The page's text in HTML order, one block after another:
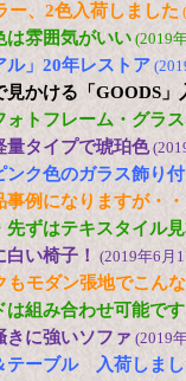
ー、2色入荷しました
は雰囲気がいい(2019
ル」20年レストア
見かける「GOODS」
ォトフレーム・グラ
量タイプで琥珀色
ンク色のガラス飾り付
例になりますが・
先ずはテキスタイル
い椅子！ (2019年6月
もモダン張地でこん
は組み合わせ可能です
きに強いソファ (2019
テーブル 入荷しま